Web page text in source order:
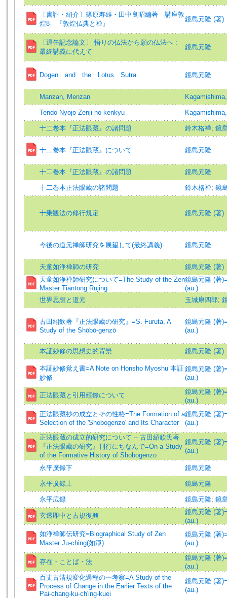
〔書評・紹介〕篠原寿雄・田中良昭編著 講座敦
煌8 『敦煌仏典と禅』
鏡島元隆 (著)
〔退任記念論文〕 悟りの仏法から願の仏法へ :
最終講義に代えて
鏡島元隆
Dogen and the Lotus Sutra 鏡島元隆
Manzan, Menzan
Tendo Nyojo Zenji no kenkyu
十二卷本『正法眼藏』の諸問題 鈴木格禅; 鏡
十二巻本『正法眼蔵』について 鏡島元隆
十二巻本『正法眼蔵』の諸問題 鏡島元隆
十二巻本正法眼蔵の諸問題 鈴木格禅; 鏡
十乗観法の修行規定 鏡島元隆 (著)
今後の道元禅師研究を展望して(最終講義) 鏡島元隆
天童如浄禅師の研究
鏡島元隆 (著)
天童如浄禅師研究について=The Study of the Zen
Master Tiantong Rujing
鏡島元隆 (著
(au.)
世界思想と道元
玉城康四郎;
古田紹欽著『正法眼蔵の研究』=S. Furuta, A
Study of the Shōbō-genzō
鏡島元隆 (著
(au.)
本証妙修の思想史的背景 鏡島元隆 (著)
本証妙修覚え書=A Note on Honsho Myoshu 本証
妙修
鏡島元隆 (著
(au.)
正法眼藏と引用經錄について
鏡島元隆 (著
(au.)
正法眼藏抄の成立とその性格=The Formation of a
Selection of the 'Shobogenzo' and Its Character
鏡島元隆 (著
(au.)
正法眼蔵の成立的研究について -- 古田紹欽氏著
『正法眼蔵の研究』刊行にちなんで=On a Study
of the Formative History of Shobogenzo
鏡島元隆 (著
(au.)
永平廣錄下 鏡島元隆
永平廣錄上 鏡島元隆
永平広録 鏡島元隆; 鏡
玄透即中と古規復興
鏡島元隆 (著
(au.)
如浄禅師伝研究=Biographical Study of Zen
Master Ju-ching(如淨)
鏡島元隆 (著
(au.)
存在・ことば・法
鏡島元隆 (著
(au.)
百丈古清規変化過程の一考察=A Study of the
Process of Change in the Earlier Texts of the
Pai-chang-ku-ch'ing-kuei
鏡島元隆 (著
(au.)